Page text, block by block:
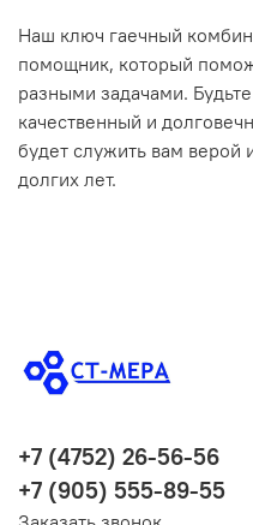
Наш ключ гаечный
помощник, который
разными задачами.
качественный и
будет служить вам верой
долгих лет.
+7 (4752) 26-56-56
+7 (905) 555-89-55